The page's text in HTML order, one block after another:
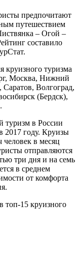
предпочитают
путешествием
– Огой –
составило
круизного туризма
Москва, Нижний
Волгоград,
(Бердск),
туризм в России
2017 году. Круизы
человек в месяц
отправляются
три дня и на семь
в среднем
от комфорта